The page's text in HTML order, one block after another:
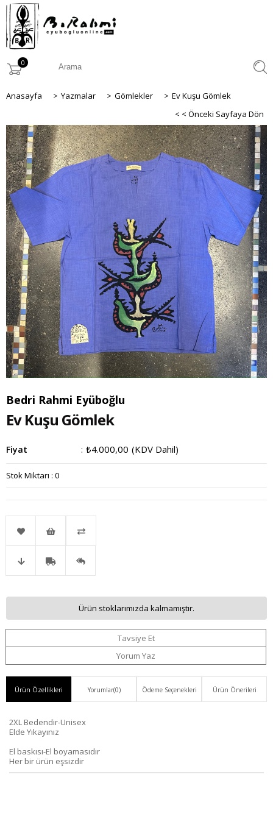
0
Anasayfa > Yazmalar > Gömlekler > Ev Kuşu Gömlek
< < Önceki Sayfaya Dön
Bedri Rahmi Eyüboğlu
Ev Kuşu Gömlek
Fiyat : ₺4.000,00 (KDV Dahil)
Stok Miktarı : 0
Favorilere İstek Karşılaştır
Düşünce
Ver
Bedava Haber
Ürün stoklarımızda kalmamıştır.
Tavsiye Et
Yorum Yaz
Ürün Özellikleri Yorumlar(0) Ödeme Seçenekleri Ürün Önerileri
2XL Bedendir-Unisex
Elde Yıkayınız
El baskısı-El boyamasıdır
Her bir ürün eşsizdir